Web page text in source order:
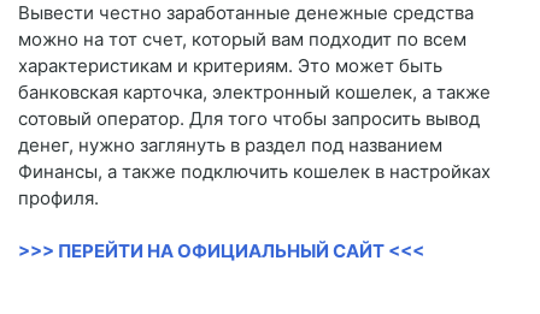
Вывести честно заработанные денежные средства
можно на тот счет, который вам подходит по всем
характеристикам и критериям. Это может быть
банковская карточка, электронный кошелек, а также
сотовый оператор. Для того чтобы запросить вывод
денег, нужно заглянуть в раздел под названием
Финансы, а также подключить кошелек в настройках
профиля.
>>> ПЕРЕЙТИ НА ОФИЦИАЛЬНЫЙ САЙТ <<<